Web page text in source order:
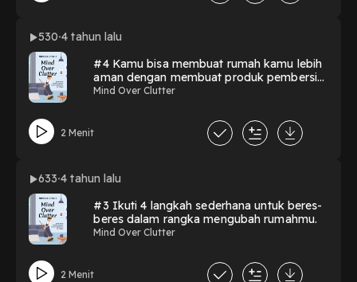
530 4 tahun lalu
#4 Kamu bisa membuat rumah kamu lebih
aman dengan membuat produk pembersih
rumah sendiri.
Mind Over Clutter
2 Menit
633 4 tahun lalu
#3 Ikuti 4 langkah sederhana untuk beres-
beres dalam rangka mengubah rumahmu.
Mind Over Clutter
2 Menit